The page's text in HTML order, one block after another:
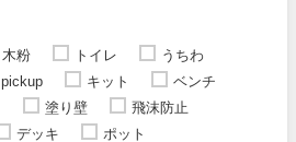
木粉 トイレ
うちわ
pickup キット
ベンチ
塗り壁
飛沫防止
デッキ
ポット